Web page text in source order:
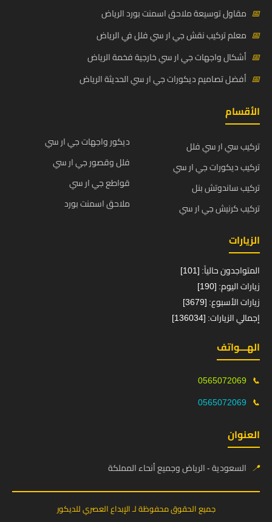
📅 مقاول توسيعة ملاحق اسمنت بورد الرياض
📅 معلم تركيب نقش جي ار سي فلل في الرياض
📅 أشكال واجهات جي ار سي خارجية فخمة الرياض
📅 أفضل تصاميم ديكورات جي ار سي الحديثة الرياض
الأقسام
تركيب سي ار سي فلل
تركيب ديكورات جي ار سي
تركيب ساندوتش بنل
تركيب كرنيش جي ار سي
ديكور واجهات جي ار سي
فلل وقصور جي ار سي
قواطع جي ار سي
ملاحق اسمنت بورد
الزيارات
المتواجدون حالياً: [101]
زيارات اليوم: [190]
زيارات الأسبوع: [3679]
إجمالي الزيارات: [136034]
الهـــواتف
📞
0565072069
📞
0565072069
العنوان
📍 السعودية - الرياض وجميع أنحاء المملكة
جميع الحقوق محفوظة لـ الإبداع العصري للديكور